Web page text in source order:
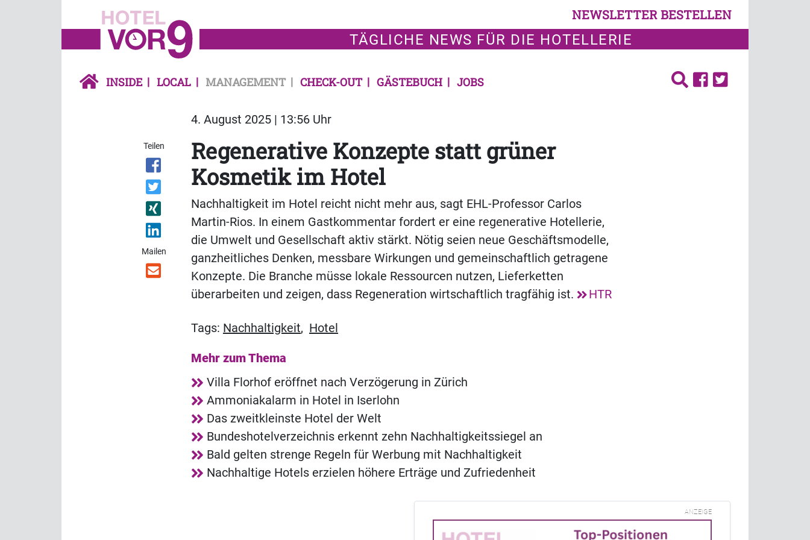
NEWSLETTER BESTELLEN
TÄGLICHE NEWS FÜR DIE HOTELLERIE
INSIDE LOCAL MANAGEMENT CHECK-OUT GÄSTEBUCH JOBS
4. August 2025 | 13:56 Uhr
Teilen
Mailen
Regenerative Konzepte statt grüner
Kosmetik im Hotel
Nachhaltigkeit im Hotel reicht nicht mehr aus, sagt EHL-Professor Carlos
Martin-Rios. In einem Gastkommentar fordert er eine regenerative Hotellerie,
die Umwelt und Gesellschaft aktiv stärkt. Nötig seien neue Geschäftsmodelle,
ganzheitliches Denken, messbare Wirkungen und gemeinschaftlich getragene
Konzepte. Die Branche müsse lokale Ressourcen nutzen, Lieferketten
überarbeiten und zeigen, dass Regeneration wirtschaftlich tragfähig ist.
HTR
Tags: Nachhaltigkeit, Hotel
Mehr zum Thema
Villa Florhof eröffnet nach Verzögerung in Zürich
Ammoniakalarm in Hotel in Iserlohn
Das zweitkleinste Hotel der Welt
Bundeshotelverzeichnis erkennt zehn Nachhaltigkeitssiegel an
Bald gelten strenge Regeln für Werbung mit Nachhaltigkeit
Nachhaltige Hotels erzielen höhere Erträge und Zufriedenheit
ANZEIGE